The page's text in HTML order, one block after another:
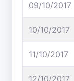
09/10/2017
10/10/2017
11/10/2017
12/10/2017